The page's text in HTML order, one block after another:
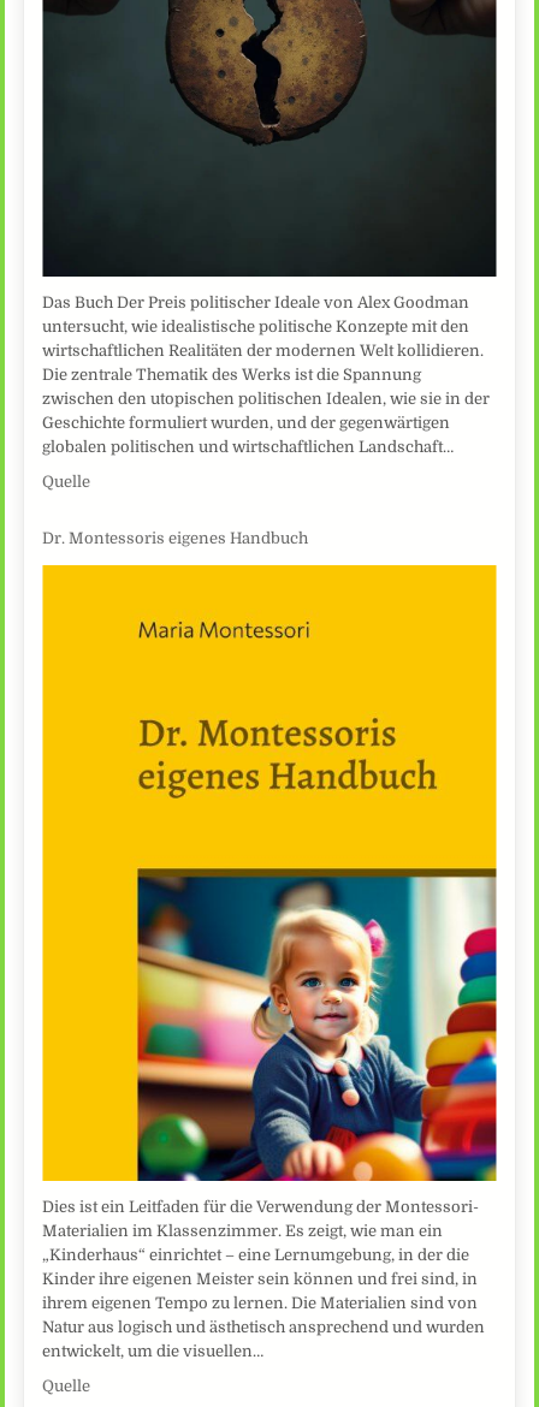
Das Buch Der Preis politischer Ideale von Alex Goodman
untersucht, wie idealistische politische Konzepte mit den
wirtschaftlichen Realitäten der modernen Welt kollidieren.
Die zentrale Thematik des Werks ist die Spannung
zwischen den utopischen politischen Idealen, wie sie in der
Geschichte formuliert wurden, und der gegenwärtigen
globalen politischen und wirtschaftlichen Landschaft…
Quelle
Dr. Montessoris eigenes Handbuch
Dies ist ein Leitfaden für die Verwendung der Montessori-
Materialien im Klassenzimmer. Es zeigt, wie man ein
„Kinderhaus“ einrichtet – eine Lernumgebung, in der die
Kinder ihre eigenen Meister sein können und frei sind, in
ihrem eigenen Tempo zu lernen. Die Materialien sind von
Natur aus logisch und ästhetisch ansprechend und wurden
entwickelt, um die visuellen…
Quelle